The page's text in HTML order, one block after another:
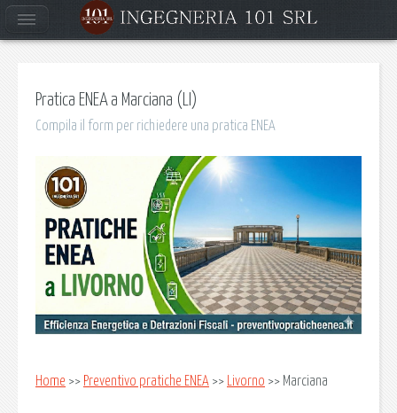
Pratica ENEA a Marciana (LI)
Compila il form per richiedere una pratica ENEA
Home >> Preventivo pratiche ENEA >> Livorno >> Marciana